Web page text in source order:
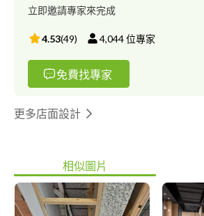
立即邀請專家來完成
4.53(49) 4,044位專家
免費找專家
更多店面設計
相似圖片